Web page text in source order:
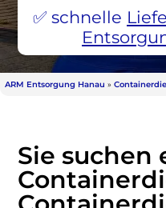
schnelle
ARM Entsorgung Hanau »
Sie suchen